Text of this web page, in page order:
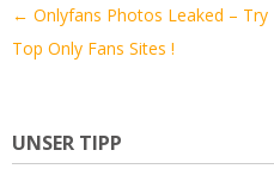
Artikel-
Navigation
← Onlyfans Photos Leaked – Try
Top Only Fans Sites !
UNSER TIPP